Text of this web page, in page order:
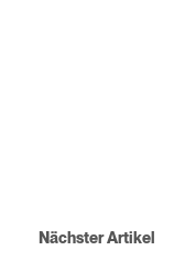
Nächster Artikel